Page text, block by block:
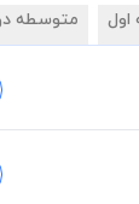
متوسطه